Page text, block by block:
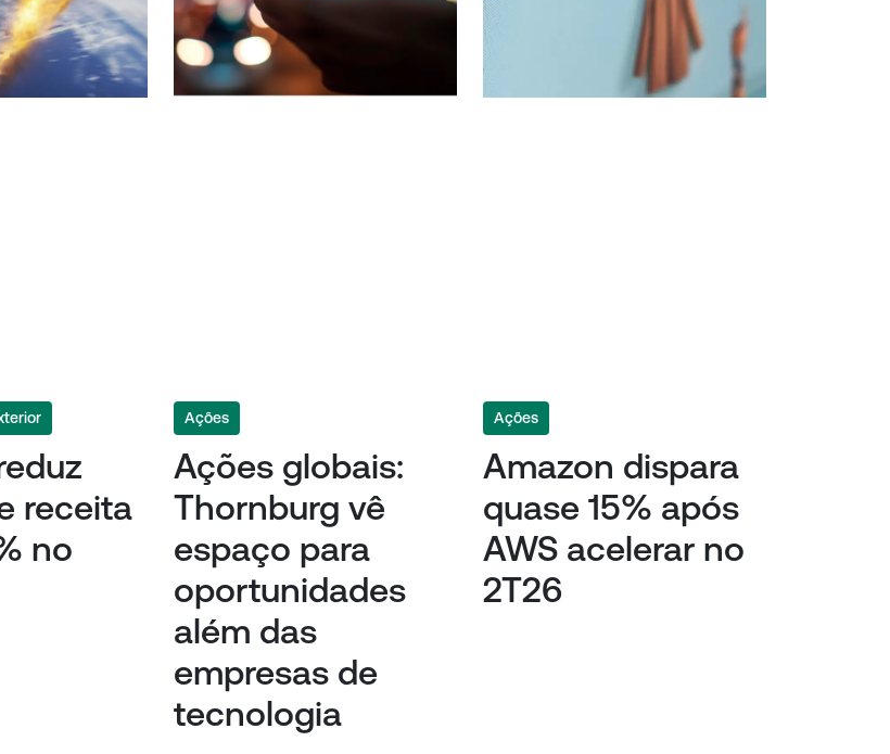
receita
no
Ações
Ações globais:
Thornburg vê
espaço para
oportunidades
além das
empresas de
tecnologia
Ações
Amazon dispara
quase 15% após
AWS acelerar no
2T26